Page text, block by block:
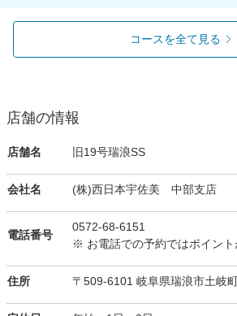
コースを全て見る
店舗の情報
店舗名 旧19号瑞浪SS
会社名 (株)西日本宇佐美 中部支店
電話番号
0572-68-6151
※ お電話での予約ではポイント
住所 〒509-6101 岐阜県瑞浪市土岐